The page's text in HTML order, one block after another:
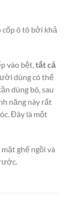
cốp ô tô bởi khả
vào bệt,tất cả
dùng có thể
dùng bô, sau
năng này rất
Đây là một
ghế ngồi và